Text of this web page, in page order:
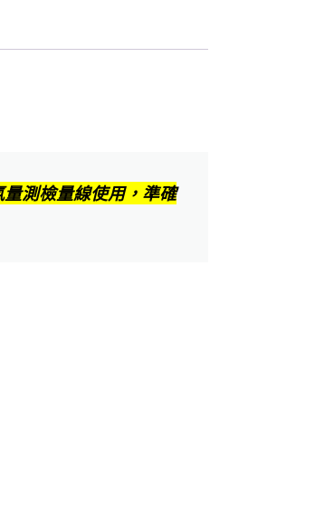
測檢量線使用，準確